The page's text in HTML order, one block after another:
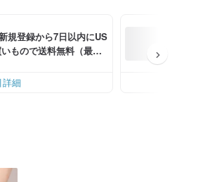
規登録から7日以内にUS
もので送料無料（最大U
詳細